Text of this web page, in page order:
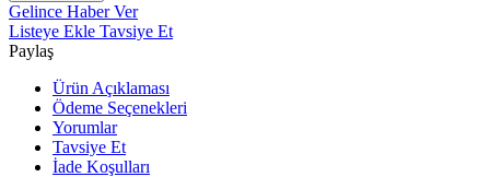
Gelince Haber Ver
Listeye Ekle Tavsiye Et
Paylaş
Ürün Açıklaması
Ödeme Seçenekleri
Yorumlar
Tavsiye Et
İade Koşulları